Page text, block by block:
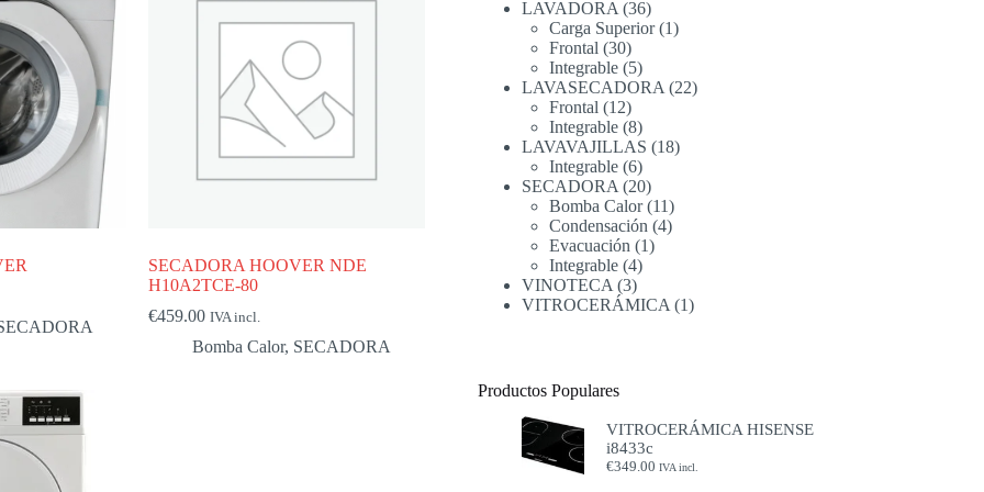
SECADORA HOOVER NDE
H10A2TCE-80
€459.00 IVA incl.
Bomba Calor, SECADORA
producto
LAVADORA 3636
productos
Carga Superior 11
Frontal 3030
productos
Integrable 55
productos
LAVASECADORA 2222
Frontal 1212
productos
Integrable 88
productos
LAVAVAJILLAS 1818
Integrable 66
productos
SECADORA 2020
productos
Bomba Calor 1111
productos
Condensación 44
Evacuación 11
Integrable 44
productos
VINOTECA 33
productos
VITROCERÁMICA 11
Productos Populares
VITROCERÁMICA HISENSE
i8433c
€349.00 IVA incl.